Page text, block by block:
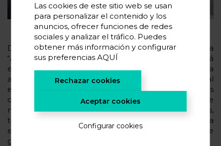
De manera más general, este grupo dedicado a
“Aplicaciones Estacionarias e Integración” se centrará
en los diferentes sistemas de baterías para
aplicaciones estacionarias (ESS, maquinaria industrial
estática, 2ª vida), explotando sinergias entre las
diferentes aplicaciones mediante el desarrollo de
nuevas tecnologías a nivel de sistema de baterías,
teniendo en cuenta mecánicas, aspectos de ingeniería
eléctrica y térmica, así como software y hardware de
gestión de baterías.
Las cookies de este sitio web se usan
para personalizar el contenido y los
anuncios, ofrecer funciones de redes
sociales y analizar el tráfico. Puedes
obtener más información y configurar
sus preferenciasAQUÍ
Rechazar cookies
Aceptar cookies
Configurar cookies